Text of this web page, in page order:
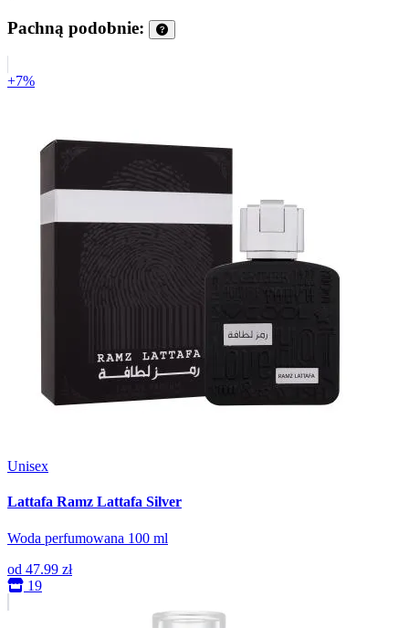
Pachną podobnie:
+7%
Unisex
Lattafa Ramz Lattafa Silver
Woda perfumowana 100 ml
od 47.99 zł
19